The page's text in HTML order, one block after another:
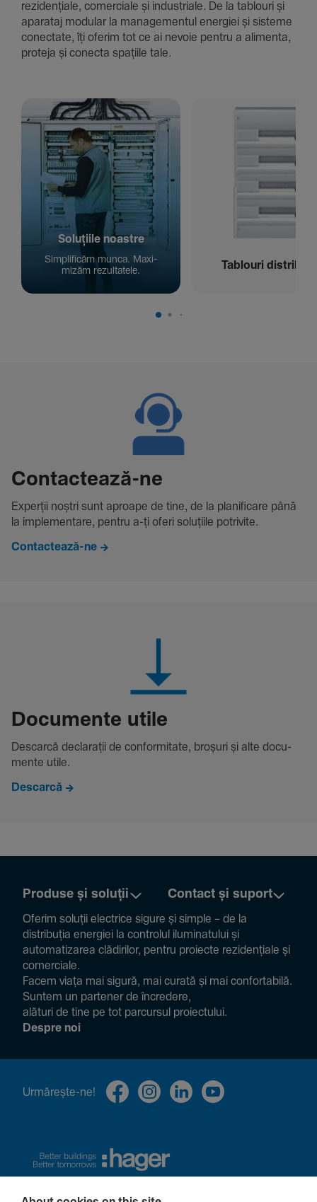
rezi­den­țiale, comer­ciale și indus­triale. De la tablouri și
aparataj modular la managementul energiei și sisteme
conec­tate, îți oferim tot ce ai nevoie pentru a alimenta,
proteja și conecta spațiile tale.
Solu­țiile noastre
Simpli­ficăm munca. Maxi­
mizăm rezul­ta­tele.
Tablouri
Contac­tează-ne
Experții noștri sunt aproape de tine, de la plani­fi­care până
la imple­men­tare, pentru a-ți oferi solu­țiile potri­vite.
Contactează-ne
Docu­mente utile
Descarcă decla­rații de conformitate, broșuri și alte docu­
mente utile.
Descarcă
Produse și soluții Contact și suport
Oferim soluții electrice sigure și simple – de la
distribuția energiei la controlul ilumi­na­tului și
auto­ma­ti­zarea clădi­rilor, pentru proiecte rezi­den­țiale și
comer­ciale.
Facem viața mai sigură, mai curată și mai confor­ta­bilă.
Suntem un partener de încre­dere,
alături de tine pe tot parcursul proiec­tului.
Despre noi
Urmă­rește-ne!